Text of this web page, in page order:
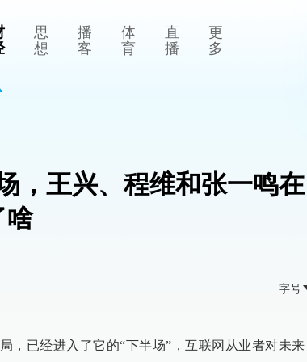
思
想
播
客
体
育
直
播
更
多
，王兴、程维和张一鸣在
啥
字号
，已经进入了它的“下半场”，互联网从业者对未来